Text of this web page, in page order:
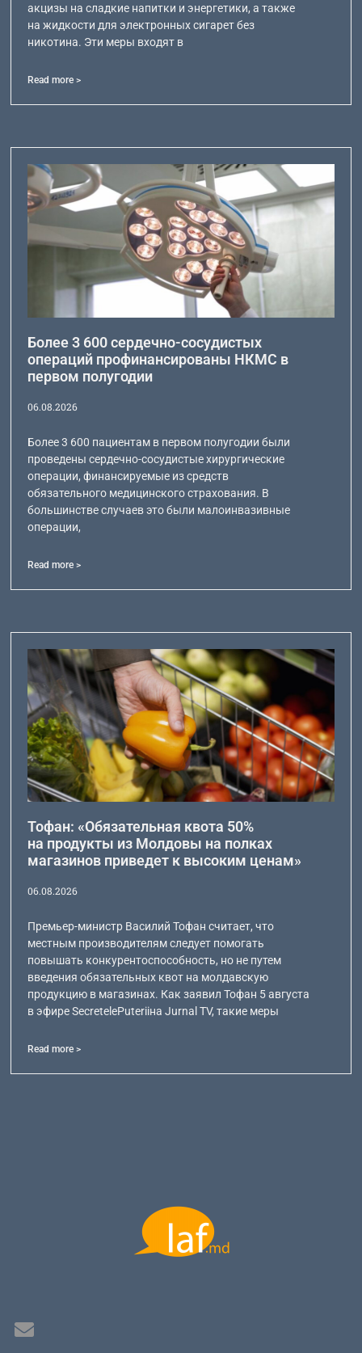
акцизы на сладкие напитки и энергетики, а также
на жидкости для электронных сигарет без
никотина. Эти меры входят в
Read more >
Более 3 600 сердечно-сосудистых
операций профинансированы НКМС в
первом полугодии
06.08.2026
Более 3 600 пациентам в первом полугодии были
проведены сердечно-сосудистые хирургические
операции, финансируемые из средств
обязательного медицинского страхования. В
большинстве случаев это были малоинвазивные
операции,
Read more >
Тофан: «Обязательная квота 50%
на продукты из Молдовы на полках
магазинов приведет к высоким ценам»
06.08.2026
Премьер-министр Василий Тофан считает, что
местным производителям следует помогать
повышать конкурентоспособность, но не путем
введения обязательных квот на молдавскую
продукцию в магазинах. Как заявил Тофан 5 августа
в эфире SecretelePuteriiна Jurnal TV, такие меры
Read more >